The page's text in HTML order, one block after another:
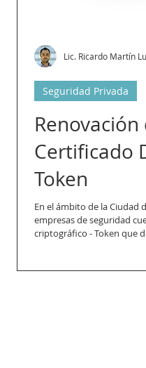
Renovación
Certificado
Token
En el ámbito de la Ciudad
empresas de seguridad
criptográfico - Token que
Seguridad Privada
Lic. Ricardo Martín